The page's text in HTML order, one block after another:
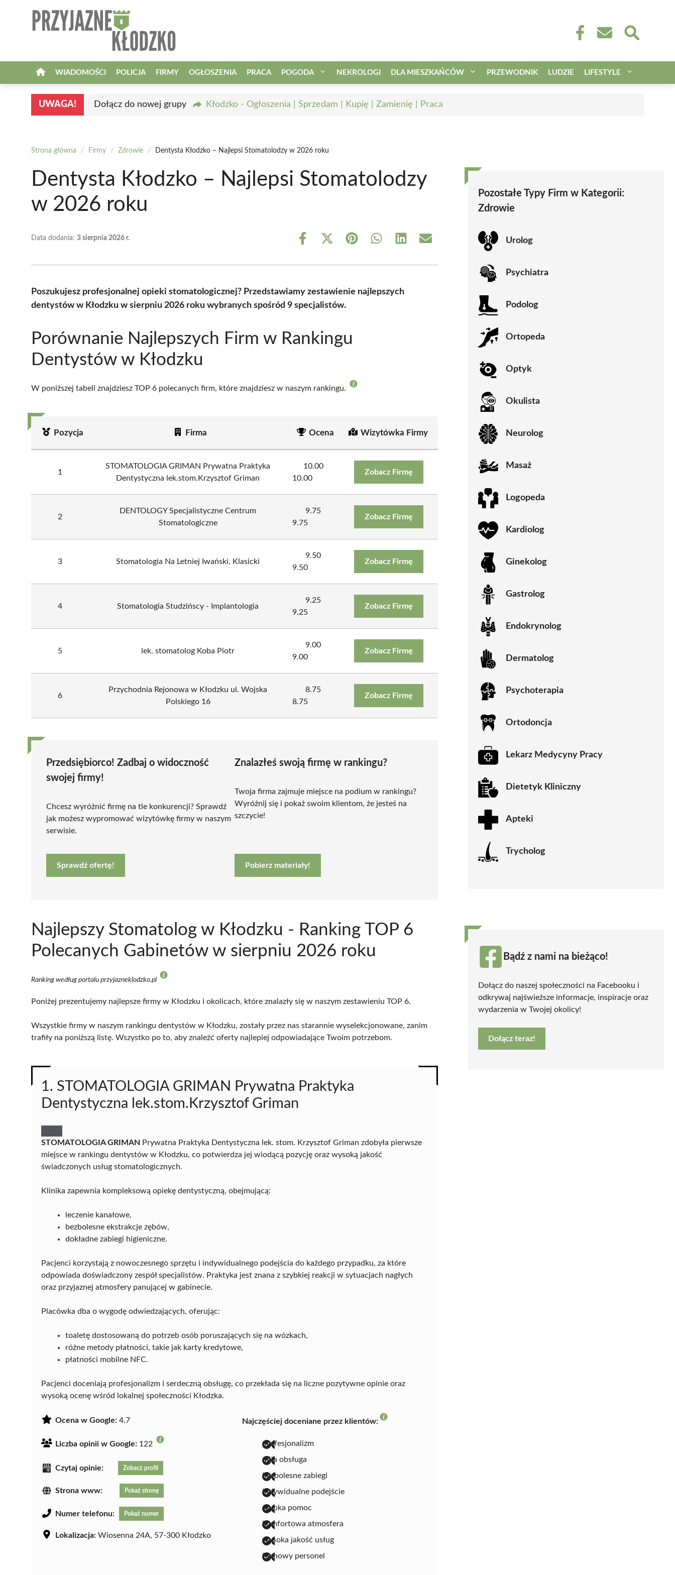
WIADOMOŚCI POLICJA FIRMY OGŁOSZENIA PRACA POGODA NEKROLOGI DLA MIESZKAŃCÓW PRZEWODNIK LUDZIE LIFESTYLE
UWAGA! Dołącz do nowej grupy Kłodzko - Ogłoszenia | Sprzedam | Kupię | Zamienię | Praca
Strona główna / Firmy / Zdrowie / Dentysta Kłodzko – Najlepsi Stomatolodzy w 2026 roku
Dentysta Kłodzko – Najlepsi Stomatolodzy
w 2026 roku
Data dodania: 3 sierpnia 2026 r.
Share
Share
(Twitter)
Share Share Share Share
Poszukujesz profesjonalnej opieki stomatologicznej? Przedstawiamy zestawienie najlepszych
dentystów w Kłodzku w sierpniu 2026 roku wybranych spośród 9 specjalistów.
Porównanie Najlepszych Firm w Rankingu
Dentystów w Kłodzku
W poniższej tabeli znajdziesz TOP 6 polecanych firm, które znajdziesz w naszym rankingu.
Pozycja Firma Ocena Wizytówka Firmy
1
STOMATOLOGIA GRIMAN Prywatna Praktyka
Dentystyczna lek.stom.Krzysztof Griman
10.00
10.00
Zobacz Firmę
2
DENTOLOGY Specjalistyczne Centrum
Stomatologiczne
9.75
9.75
Zobacz Firmę
3 Stomatologia Na Letniej Iwański, Klasicki
9.50
9.50
Zobacz Firmę
4 Stomatologia Studzińscy - Implantologia
9.25
9.25
Zobacz Firmę
5 lek. stomatolog Koba Piotr
9.00
9.00
Zobacz Firmę
6
Przychodnia Rejonowa w Kłodzku ul. Wojska
Polskiego 16
8.75
8.75
Zobacz Firmę
Przedsiębiorco! Zadbaj o widoczność
swojej firmy!
Chcesz wyróżnić firmę na tle konkurencji? Sprawdź
jak możesz wypromować wizytówkę firmy w naszym
serwisie.
Sprawdź ofertę!
Znalazłeś swoją firmę w rankingu?
Twoja firma zajmuje miejsce na podium w rankingu?
Wyróżnij się i pokaż swoim klientom, że jesteś na
szczycie!
Pobierz materiały!
Najlepszy Stomatolog w Kłodzku - Ranking TOP 6
Polecanych Gabinetów w sierpniu 2026 roku
Ranking według portalu przyjazneklodzko.pl
Poniżej prezentujemy najlepsze firmy w Kłodzku i okolicach, które znalazły się w naszym zestawieniu TOP 6.
Wszystkie firmy w naszym rankingu dentystów w Kłodzku, zostały przez nas starannie wyselekcjonowane, zanim
trafiły na poniższą listę. Wszystko po to, aby znaleźć oferty najlepiej odpowiadające Twoim potrzebom.
1. STOMATOLOGIA GRIMAN Prywatna Praktyka
Dentystyczna lek.stom.Krzysztof Griman
STOMATOLOGIA GRIMAN Prywatna Praktyka Dentystyczna lek. stom. Krzysztof Griman zdobyła pierwsze
miejsce w rankingu dentystów w Kłodzku, co potwierdza jej wiodącą pozycję oraz wysoką jakość
świadczonych usług stomatologicznych.
Klinika zapewnia kompleksową opiekę dentystyczną, obejmującą:
leczenie kanałowe,
bezbolesne ekstrakcje zębów,
dokładne zabiegi higieniczne.
Pacjenci korzystają z nowoczesnego sprzętu i indywidualnego podejścia do każdego przypadku, za które
odpowiada doświadczony zespół specjalistów. Praktyka jest znana z szybkiej reakcji w sytuacjach nagłych
oraz przyjaznej atmosfery panującej w gabinecie.
Placówka dba o wygodę odwiedzających, oferując:
toaletę dostosowaną do potrzeb osób poruszających się na wózkach,
różne metody płatności, takie jak karty kredytowe,
płatności mobilne NFC.
Pacjenci doceniają profesjonalizm i serdeczną obsługę, co przekłada się na liczne pozytywne opinie oraz
wysoką ocenę wśród lokalnej społeczności Kłodzka.
Ocena w Google: 4.7
Liczba opinii w Google: 122
Czytaj opinie: Zobacz profil
Strona www: Pokaż stronę
Numer telefonu: Pokaż numer
Lokalizacja: Wiosenna 24A, 57-300 Kłodzko
Najczęściej doceniane przez klientów:
profesjonalizm
miła obsługa
bezbolesne zabiegi
indywidualne podejście
szybka pomoc
komfortowa atmosfera
wysoka jakość usług
fachowy personel
Pozostałe Typy Firm w Kategorii:
Zdrowie
Urolog
Psychiatra
Podolog
Ortopeda
Optyk
Okulista
Neurolog
Masaż
Logopeda
Kardiolog
Ginekolog
Gastrolog
Endokrynolog
Dermatolog
Psychoterapia
Ortodoncja
Lekarz Medycyny Pracy
Dietetyk Kliniczny
Apteki
Trycholog
Bądź z nami na bieżąco!
Dołącz do naszej społeczności na Facebooku i
odkrywaj najświeższe informacje, inspiracje oraz
wydarzenia w Twojej okolicy!
Dołącz teraz!